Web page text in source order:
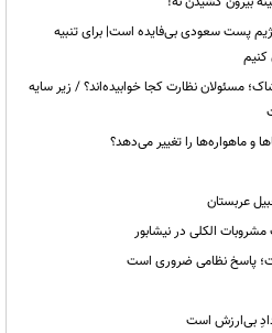
پست سعودی بی‌فایده است| برای تنبیه
کنیم
مسئولان نظارت کجا خوابیده‌اند؟ / زیر سایه
ماهواره‌ها را تغییر می‌دهد؟
عربستان
پاسخ نظامی ضروری است
بی‌ارزش است